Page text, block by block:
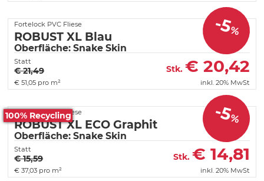
-5%
Fortelock PVC Fliese
ROBUST XL Blau
Oberfläche: Snake Skin
Statt
€ 21,49 Stk. € 20,42
€ 51,05 pro m² inkl. 20% MwSt
-5%
100% Recycling
Fortelock PVC Fliese
ROBUST XL ECO Graphit
Oberfläche: Snake Skin
Statt
€ 15,59 Stk. € 14,81
€ 37,03 pro m² inkl. 20% MwSt